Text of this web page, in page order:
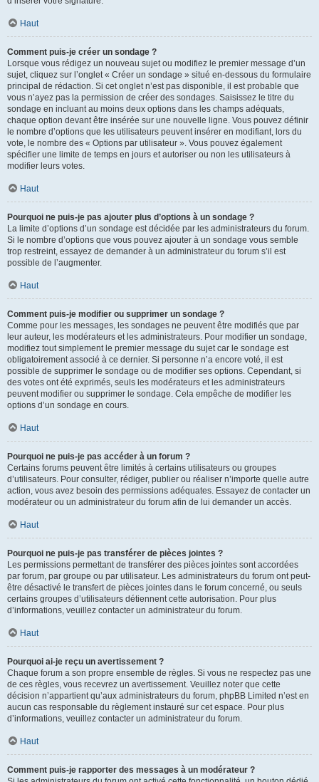
Haut
Comment puis-je créer un sondage ?
Lorsque vous rédigez un nouveau sujet ou modifiez le premier message d’un
sujet, cliquez sur l’onglet « Créer un sondage » situé en-dessous du formulaire
principal de rédaction. Si cet onglet n’est pas disponible, il est probable que
vous n’ayez pas la permission de créer des sondages. Saisissez le titre du
sondage en incluant au moins deux options dans les champs adéquats,
chaque option devant être insérée sur une nouvelle ligne. Vous pouvez définir
le nombre d’options que les utilisateurs peuvent insérer en modifiant, lors du
vote, le nombre des « Options par utilisateur ». Vous pouvez également
spécifier une limite de temps en jours et autoriser ou non les utilisateurs à
modifier leurs votes.
Haut
Pourquoi ne puis-je pas ajouter plus d’options à un sondage ?
La limite d’options d’un sondage est décidée par les administrateurs du forum.
Si le nombre d’options que vous pouvez ajouter à un sondage vous semble
trop restreint, essayez de demander à un administrateur du forum s’il est
possible de l’augmenter.
Haut
Comment puis-je modifier ou supprimer un sondage ?
Comme pour les messages, les sondages ne peuvent être modifiés que par
leur auteur, les modérateurs et les administrateurs. Pour modifier un sondage,
modifiez tout simplement le premier message du sujet car le sondage est
obligatoirement associé à ce dernier. Si personne n’a encore voté, il est
possible de supprimer le sondage ou de modifier ses options. Cependant, si
des votes ont été exprimés, seuls les modérateurs et les administrateurs
peuvent modifier ou supprimer le sondage. Cela empêche de modifier les
options d’un sondage en cours.
Haut
Pourquoi ne puis-je pas accéder à un forum ?
Certains forums peuvent être limités à certains utilisateurs ou groupes
d’utilisateurs. Pour consulter, rédiger, publier ou réaliser n’importe quelle autre
action, vous avez besoin des permissions adéquates. Essayez de contacter un
modérateur ou un administrateur du forum afin de lui demander un accès.
Haut
Pourquoi ne puis-je pas transférer de pièces jointes ?
Les permissions permettant de transférer des pièces jointes sont accordées
par forum, par groupe ou par utilisateur. Les administrateurs du forum ont peut-
être désactivé le transfert de pièces jointes dans le forum concerné, ou seuls
certains groupes d’utilisateurs détiennent cette autorisation. Pour plus
d’informations, veuillez contacter un administrateur du forum.
Haut
Pourquoi ai-je reçu un avertissement ?
Chaque forum a son propre ensemble de règles. Si vous ne respectez pas une
de ces règles, vous recevrez un avertissement. Veuillez noter que cette
décision n’appartient qu’aux administrateurs du forum, phpBB Limited n’est en
aucun cas responsable du règlement instauré sur cet espace. Pour plus
d’informations, veuillez contacter un administrateur du forum.
Haut
Comment puis-je rapporter des messages à un modérateur ?